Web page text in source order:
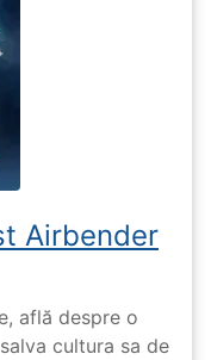
Airbender
află despre o
cultura sa de